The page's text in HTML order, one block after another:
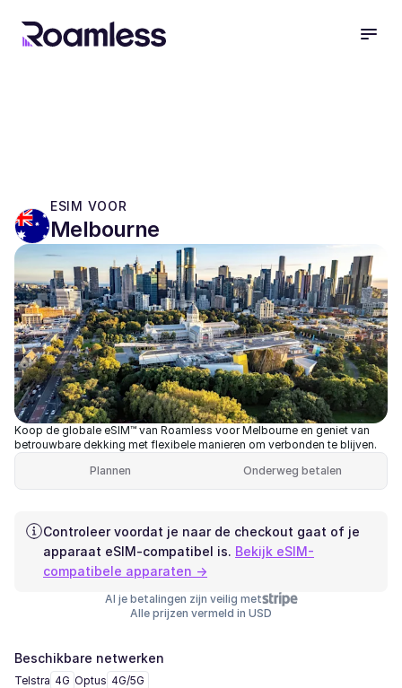
ESIM VOOR
Melbourne
Koop de globale eSIM™ van Roamless voor Melbourne en geniet van
betrouwbare dekking met flexibele manieren om verbonden te blijven.
Plannen
Onderweg betalen
Controleer voordat je naar de checkout gaat of je
apparaat eSIM-compatibel is. Bekijk eSIM-
compatibele apparaten →
Al je betalingen zijn veilig met
Alle prijzen vermeld in USD
Beschikbare netwerken
Telstra 4G Optus 4G/5G